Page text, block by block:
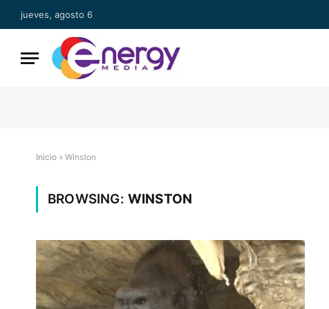
jueves, agosto 6
Inicio » Winston
BROWSING: WINSTON